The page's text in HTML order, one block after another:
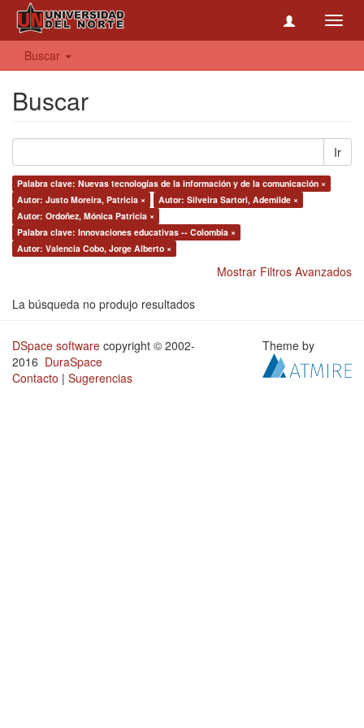
Buscar
Buscar
Ir
Palabra clave: Nuevas tecnologías de la información y de la comunicación ×
Autor: Justo Moreira, Patricia ×
Autor: Silveira Sartori, Ademilde ×
Autor: Ordoñez, Mónica Patricia ×
Palabra clave: Innovaciones educativas -- Colombia ×
Autor: Valencia Cobo, Jorge Alberto ×
Mostrar Filtros Avanzados
La búsqueda no produjo resultados
DSpace software copyright © 2002-
2016 DuraSpace
Contacto | Sugerencias
Theme by